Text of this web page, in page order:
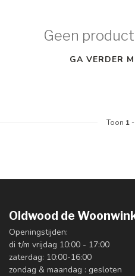
Geen
GA VERDER
Toon 1 -
Oldwood de
Openingstijden:
di t/m vrijdag 10:00 - 17:00
zaterdag: 10:00-16:00
zondag & maandag : gesloten